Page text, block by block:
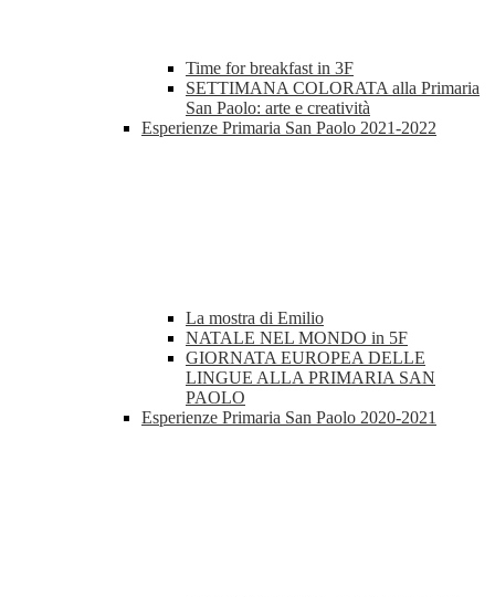
Time for breakfast in 3F
SETTIMANA COLORATA alla Primaria
San Paolo: arte e creatività
Esperienze Primaria San Paolo 2021-2022
La mostra di Emilio
NATALE NEL MONDO in 5F
GIORNATA EUROPEA DELLE
LINGUE ALLA PRIMARIA SAN
PAOLO
Esperienze Primaria San Paolo 2020-2021